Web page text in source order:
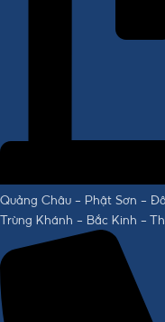
Quảng Châu - Phật Sơn -
Trùng Khánh - Bắc Kinh -